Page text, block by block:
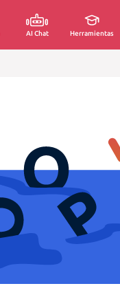
AI Chat Herramientas